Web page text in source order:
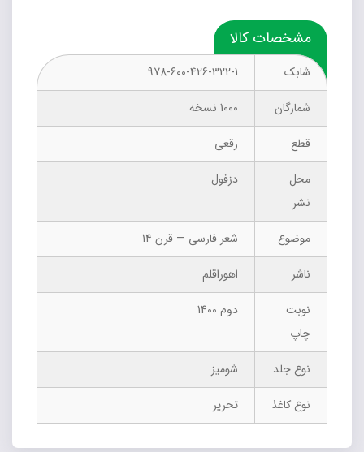
مشخصات کالا
شابک
978-600-426-322-1
شمارگان
1000 نسخه
قطع
رقعی
محل
نشر
دزفول
موضوع
شعر فارسی — قرن 14
ناشر
اهوراقلم
نوبت
چاپ
دوم 1400
نوع جلد
شومیز
نوع کاغذ
تحریر